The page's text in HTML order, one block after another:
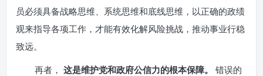
员必须具备战略思维、系统思维和底线思维，以正确的政绩
观来指导各项工作，才能有效化解风险挑战，推动事业行稳
致远。
再者， 这是维护党和政府公信力的根本保障。
错误的